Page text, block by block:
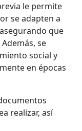
le permite
se adapten a
que
se
social y
en épocas
realizar, así